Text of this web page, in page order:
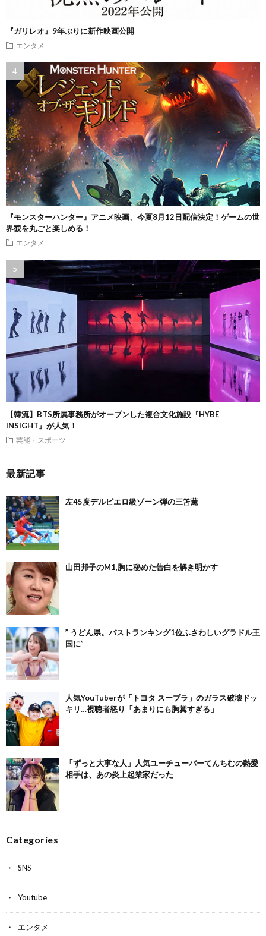
『ガリレオ』9年ぶりに新作映画公開
エンタメ
『モンスターハンター』アニメ映画、今夏8月12日配信決定！ゲームの世
界観を丸ごと楽しめる！
エンタメ
【韓流】BTS所属事務所がオープンした複合文化施設『HYBE
INSIGHT』が人気！
芸能・スポーツ
最新記事
左45度デルピエロ級ゾーン弾の三笘薫
山田邦子のM1,胸に秘めた告白を解き明かす
” うどん県。バストランキング1位ふさわしいグラドル王
国に”
人気YouTuberが「トヨタ スープラ」のガラス破壊ドッ
キリ…視聴者怒り「あまりにも胸糞すぎる」
「ずっと大事な人」人気ユーチューバーてんちむの熱愛
相手は、あの炎上起業家だった
Categories
SNS
Youtube
エンタメ